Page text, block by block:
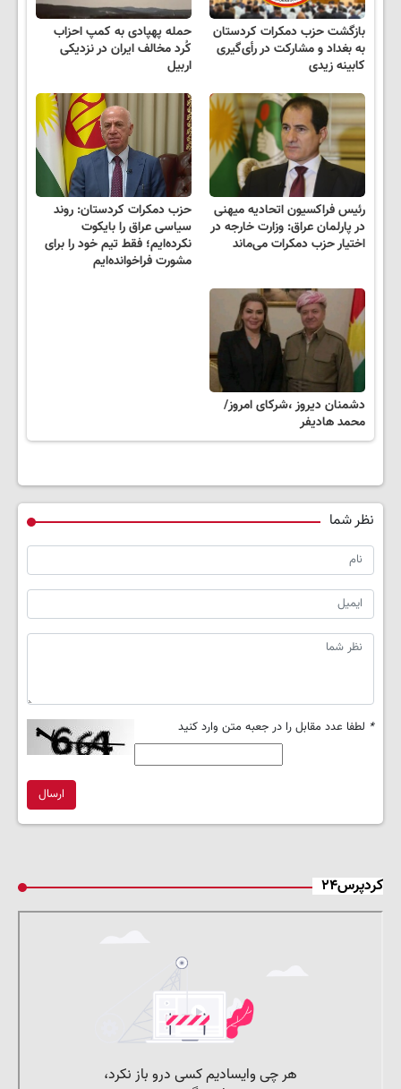
بازگشت حزب دمکرات کردستان
به بغداد و مشارکت در رأی‌گیری
کابینه زیدی
حمله پهپادی به کمپ احزاب
کُرد مخالف ایران در نزدیکی
اربیل
رئیس فراکسیون اتحادیه میهنی
در پارلمان عراق: وزارت خارجه در
اختیار حزب دمکرات می‌ماند
حزب دمکرات کردستان: روند
سیاسی عراق را بایکوت
نکردەایم؛ فقط تیم خود را برای
مشورت فراخوانده‌ایم
دشمنان دیروز ،شرکای امروز/
محمد هادیفر
نظر شما
* لطفا عدد مقابل را در جعبه متن وارد کنید
ارسال
کردپرس۲۴